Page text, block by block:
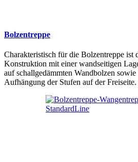
Bolzentreppe
Charakteristisch für die Bolzentreppe ist
Konstruktion mit einer wandseitigen
auf schallgedämmten Wandbolzen
Aufhängung der Stufen auf der Freiseite.